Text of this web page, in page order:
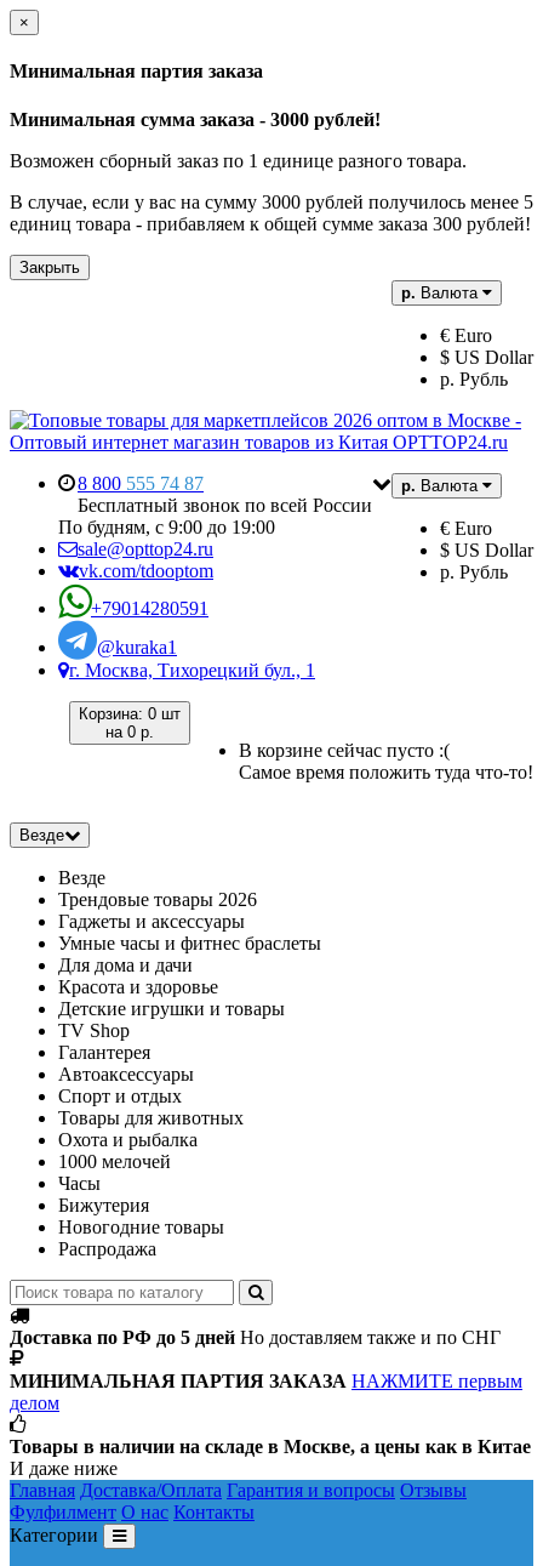
×
Минимальная партия заказа
Минимальная сумма заказа - 3000 рублей!
Возможен сборный заказ по 1 единице разного товара.
В случае, если у вас на сумму 3000 рублей получилось менее 5
единиц товара - прибавляем к общей сумме заказа 300 рублей!
Закрыть
р. Валюта
€ Euro
$ US Dollar
р. Рубль
р. Валюта
€ Euro
$ US Dollar
р. Рубль
8 800 555 74 87
Бесплатный звонок по всей России
По будням, с 9:00 до 19:00
sale@opttop24.ru
vk.com/tdooptom
+79014280591
@kuraka1
г. Москва, Тихорецкий бул., 1
Корзина: 0 шт
на 0 р.
В корзине сейчас пусто :(
Самое время положить туда что-то!
Везде
Везде
Трендовые товары 2026
Гаджеты и аксессуары
Умные часы и фитнес браслеты
Для дома и дачи
Красота и здоровье
Детские игрушки и товары
TV Shop
Галантерея
Автоаксессуары
Спорт и отдых
Товары для животных
Охота и рыбалка
1000 мелочей
Часы
Бижутерия
Новогодние товары
Распродажа
Доставка по РФ до 5 дней Но доставляем также и по СНГ
МИНИМАЛЬНАЯ ПАРТИЯ ЗАКАЗА НАЖМИТЕ первым
делом
Товары в наличии на складе в Москве, а цены как в Китае
И даже ниже
Главная Доставка/Оплата Гарантия и вопросы Отзывы
Фулфилмент О нас Контакты
Категории